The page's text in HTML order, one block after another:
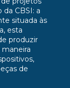
CBSI: a
situada às
esta
produzir
de